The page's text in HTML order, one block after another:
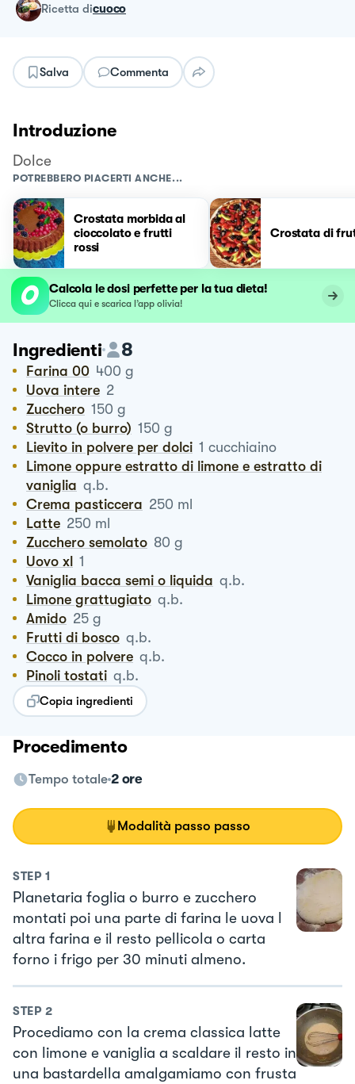
ricetta dicuoco
Salva Commenta
Introduzione
Dolce
POTREBBERO PIACERTI ANCHE...
Crostata morbida al
cioccolato e frutti
rossi
Crostata di
Calcola le dosi perfette per la tua dieta!
Clicca qui e scarica l’app olivia!
Ingredienti 8
Farina 00 400 g
Uova intere 2
Zucchero 150 g
Strutto (o burro) 150 g
Lievito in polvere per dolci 1 cucchiaino
Limone oppure estratto di limone e estratto di
vaniglia q.b.
Crema pasticcera 250 ml
Latte 250 ml
Zucchero semolato 80 g
Uovo xl 1
Vaniglia bacca semi o liquida q.b.
Limone grattugiato q.b.
Amido 25 g
Frutti di bosco q.b.
Cocco in polvere q.b.
Pinoli tostati q.b.
Copia ingredienti
Procedimento
Tempo totale 2 ore
Modalità passo passo
STEP 1
Planetaria foglia o burro e zucchero
montati poi una parte di farina le uova l
altra farina e il resto pellicola o carta
forno i frigo per 30 minuti almeno.
STEP 2
Procediamo con la crema classica latte
con limone e vaniglia a scaldare il resto in
una bastardella amalgamiamo con frusta